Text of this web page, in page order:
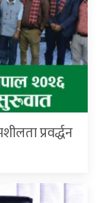
प्रवर्द्धन